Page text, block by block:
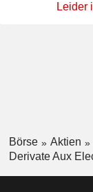
Leider
Börse Aktien
Derivate Aux